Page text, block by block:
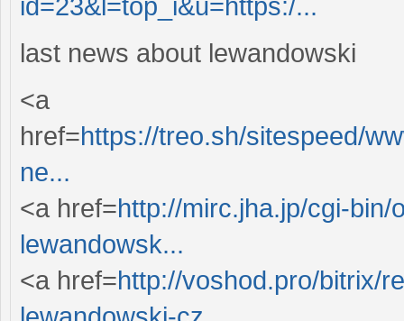
id=23&l=top_i&u=https:/...
last news about lewandowski
<a
href=https://treo.sh/sitespeed/
ne...
<a href=http://mirc.jha.jp/cgi-
lewandowsk...
<a href=http://voshod.pro/bitrix/